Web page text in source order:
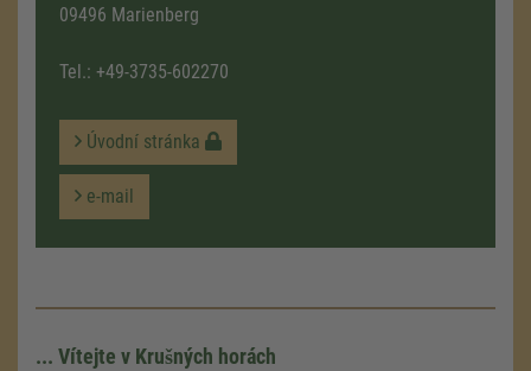
09496 Marienberg
Tel.: +49-3735-602270
Úvodní stránka
e-mail
... Vítejte v Krušných horách